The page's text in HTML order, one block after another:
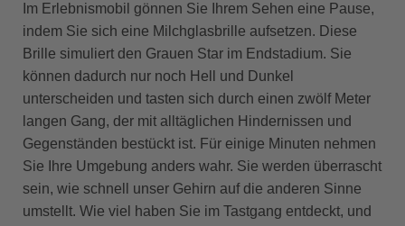
Im Erlebnismobil gönnen Sie Ihrem Sehen eine Pause,
indem Sie sich eine Milchglasbrille aufsetzen. Diese
Brille simuliert den Grauen Star im Endstadium. Sie
können dadurch nur noch Hell und Dunkel
unterscheiden und tasten sich durch einen zwölf Meter
langen Gang, der mit alltäglichen Hindernissen und
Gegenständen bestückt ist. Für einige Minuten nehmen
Sie Ihre Umgebung anders wahr. Sie werden überrascht
sein, wie schnell unser Gehirn auf die anderen Sinne
umstellt. Wie viel haben Sie im Tastgang entdeckt, und